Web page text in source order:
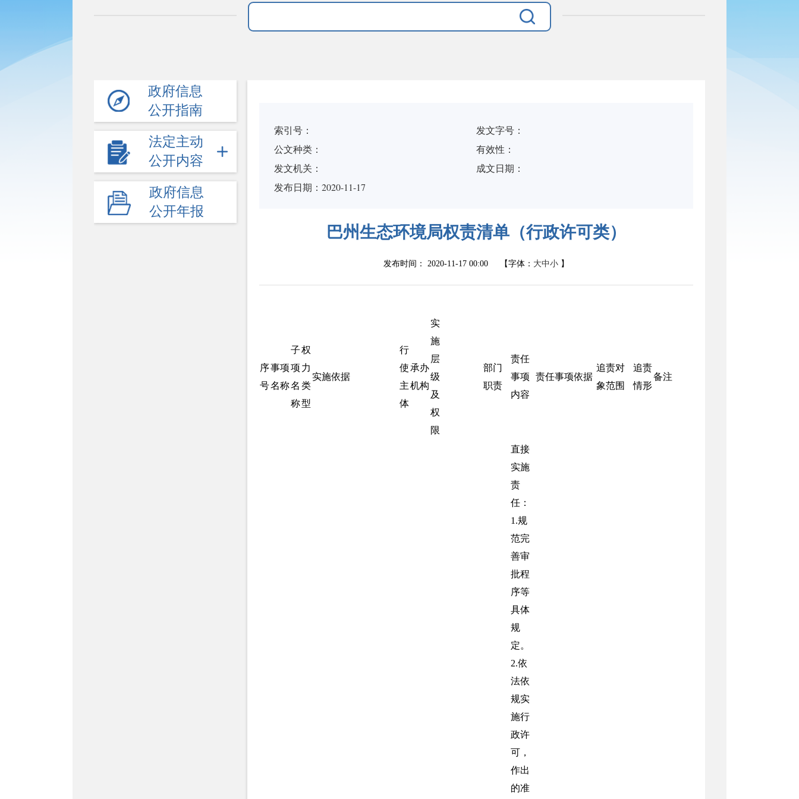
政府信息
公开指南
法定主动
公开内容
政府信息
公开年报
索引号：
发文字号：
公文种类：
有效性：
发文机关：
成文日期：
发布日期：2020-11-17
巴州生态环境局权责清单（行政许可类）
发布时间： 2020-11-17 00:00 【字体： 大中小 】
序
号
事项
名称
子
项
名
称
权
力
类
型
实施依据
行
使
主
体
承办
机构
实
施
层
级
及
权
限
部门
职责
责任
事项
内容
责任事项依据
追责对
象范围
追责
情形
备注
直接
实施
责
任：
1.规
范完
善审
批程
序等
具体
规
定。
2.依
法依
规实
施行
政许
可，
作出
的准